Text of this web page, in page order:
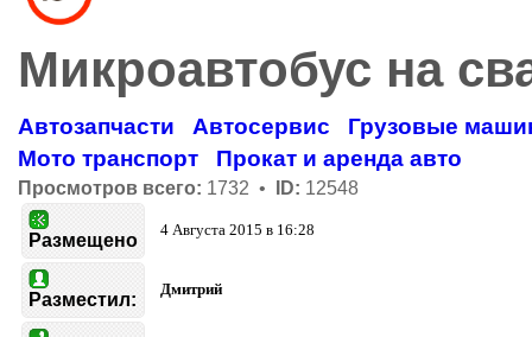
Микроавтобус на
Автозапчасти Автосервис
Грузовые
Мото транспорт
Прокат и аренда авто
Просмотров всего: 1732 • ID: 12548
Размещено
4 Августа 2015 в 16:28
Разместил:
Дмитрий